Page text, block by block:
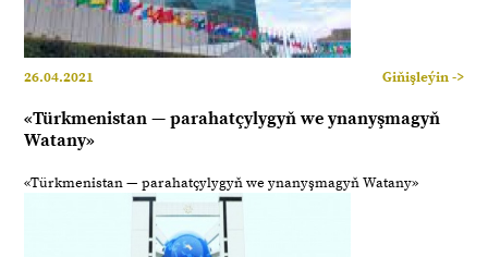
26.04.2021 Giňişleýin ->
«Türkmenistan — parahatçylygyň we ynanyşmagyň
Watany»
«Türkmenistan — parahatçylygyň we ynanyşmagyň Watany»